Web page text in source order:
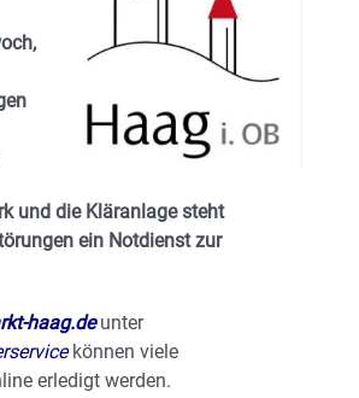
und die Kläranlage steht
ein Notdienst zur
haag.deunter
können viele
erledigt werden.